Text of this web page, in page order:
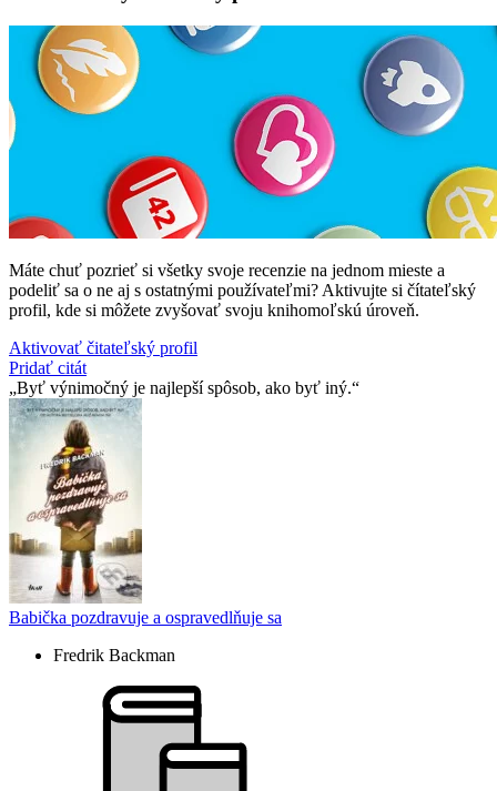
Máte chuť pozrieť si všetky svoje recenzie na jednom mieste a
podeliť sa o ne aj s ostatnými používateľmi? Aktivujte si čítateľský
profil, kde si môžete zvyšovať svoju knihomoľskú úroveň.
Aktivovať čitateľský profil
Pridať citát
Byť výnimočný je najlepší spôsob, ako byť iný.
Babička pozdravuje a ospravedlňuje sa
Fredrik Backman